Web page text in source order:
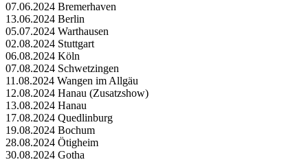
07.06.2024 Bremerhaven
13.06.2024 Berlin
05.07.2024 Warthausen
02.08.2024 Stuttgart
06.08.2024 Köln
07.08.2024 Schwetzingen
11.08.2024 Wangen im Allgäu
12.08.2024 Hanau (Zusatzshow)
13.08.2024 Hanau
17.08.2024 Quedlinburg
19.08.2024 Bochum
28.08.2024 Ötigheim
30.08.2024 Gotha